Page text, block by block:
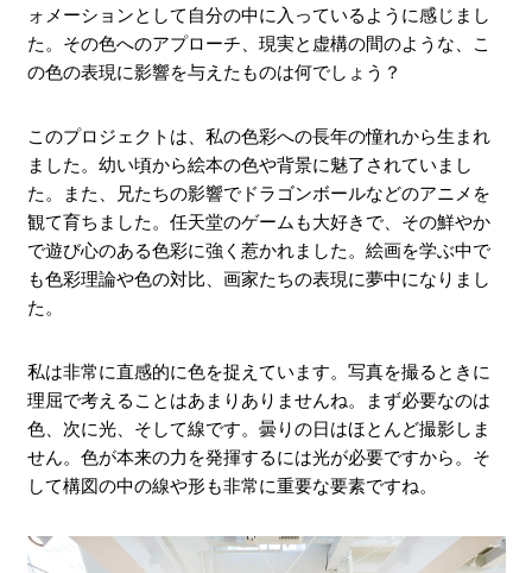
ォメーションとして自分の中に入っているように感じまし
た。その色へのアプローチ、現実と虚構の間のような、こ
の色の表現に影響を与えたものは何でしょう？
このプロジェクトは、私の色彩への長年の憧れから生まれ
ました。幼い頃から絵本の色や背景に魅了されていまし
た。また、兄たちの影響でドラゴンボールなどのアニメを
観て育ちました。任天堂のゲームも大好きで、その鮮やか
で遊び心のある色彩に強く惹かれました。絵画を学ぶ中で
も色彩理論や色の対比、画家たちの表現に夢中になりまし
た。
私は非常に直感的に色を捉えています。写真を撮るときに
理屈で考えることはあまりありませんね。まず必要なのは
色、次に光、そして線です。曇りの日はほとんど撮影しま
せん。色が本来の力を発揮するには光が必要ですから。そ
して構図の中の線や形も非常に重要な要素ですね。